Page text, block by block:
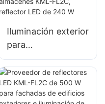
Iluminación exterior
para
estacionamientos y
almacenes KML-
FL2C, reflector LED
de 240 W